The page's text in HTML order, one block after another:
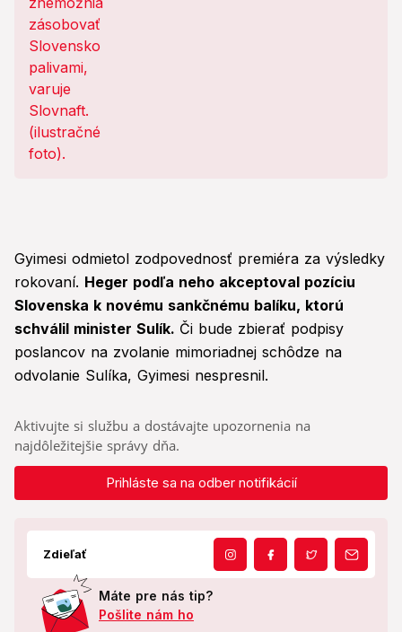
Gyimesi odmietol zodpovednosť premiéra za výsledky
rokovaní. Heger podľa neho akceptoval pozíciu
Slovenska k novému sankčnému balíku, ktorú
schválil minister Sulík. Či bude zbierať podpisy
poslancov na zvolanie mimoriadnej schôdze na
odvolanie Sulíka, Gyimesi nespresnil.
Aktivujte si službu a dostávajte upozornenia na
najdôležitejšie správy dňa.
Prihláste sa na odber notifikácií
Zdieľať
Máte pre nás tip?
Pošlite nám ho